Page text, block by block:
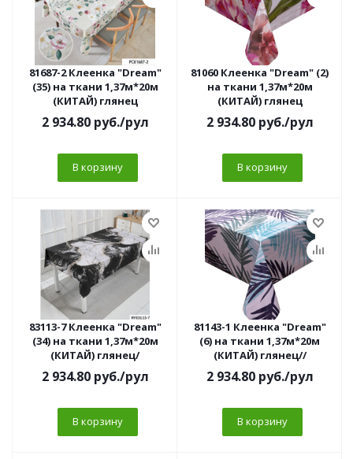
81687-2 Клеенка "Dream"
(35) на ткани 1,37м*20м
(КИТАЙ) глянец
2 934.80руб./рул
В корзину
81060 Клеенка "Dream" (2)
на ткани 1,37м*20м
(КИТАЙ) глянец
2 934.80руб./рул
В корзину
83113-7 Клеенка "Dream"
(34) на ткани 1,37м*20м
(КИТАЙ) глянец/
2 934.80руб./рул
В корзину
81143-1 Клеенка "Dream"
(6) на ткани 1,37м*20м
(КИТАЙ) глянец//
2 934.80руб./рул
В корзину